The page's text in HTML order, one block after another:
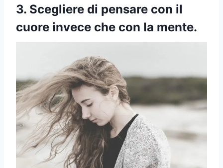
3. Scegliere di pensare con il
cuore invece che con la mente.